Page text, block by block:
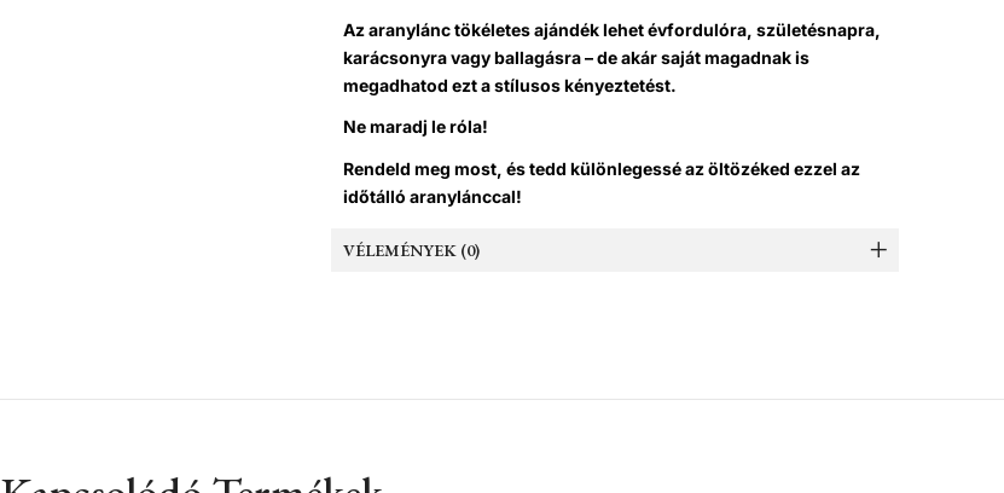
Az aranylánc tökéletes ajándék lehet évfordulóra, születésnapra,
karácsonyra vagy ballagásra – de akár saját magadnak is
megadhatod ezt a stílusos kényeztetést.
Ne maradj le róla!
Rendeld meg most, és tedd különlegessé az öltözéked ezzel az
időtálló aranylánccal!
VÉLEMÉNYEK (0)